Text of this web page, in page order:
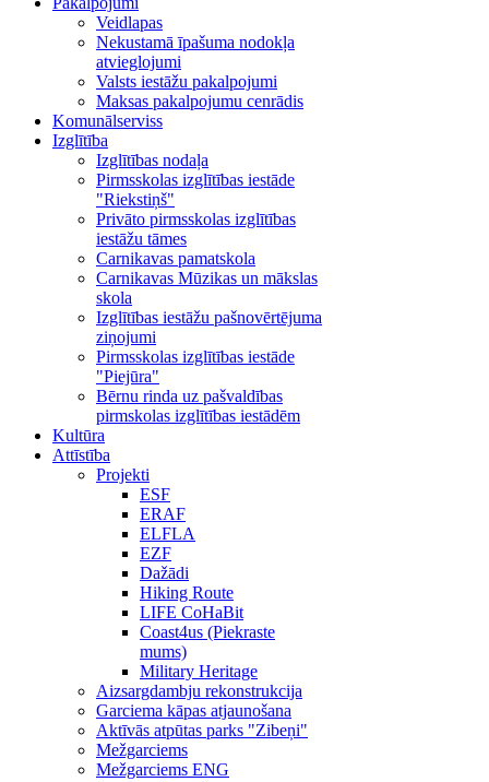
Veidlapas
Nekustamā īpašuma nodokļa
atvieglojumi
Valsts iestāžu pakalpojumi
Maksas pakalpojumu cenrādis
Komunālserviss
Izglītība
Izglītības nodaļa
Pirmsskolas izglītības iestāde
"Riekstiņš"
Privāto pirmsskolas izglītības
iestāžu tāmes
Carnikavas pamatskola
Carnikavas Mūzikas un mākslas
skola
Izglītības iestāžu pašnovērtējuma
ziņojumi
Pirmsskolas izglītības iestāde
"Piejūra"
Bērnu rinda uz pašvaldības
pirmskolas izglītības iestādēm
Kultūra
Attīstība
Projekti
ESF
ERAF
ELFLA
EZF
Dažādi
Hiking Route
LIFE CoHaBit
Coast4us (Piekraste
mums)
Military Heritage
Aizsargdambju rekonstrukcija
Garciema kāpas atjaunošana
Aktīvās atpūtas parks "Zibeņi"
Mežgarciems
Mežgarciems ENG